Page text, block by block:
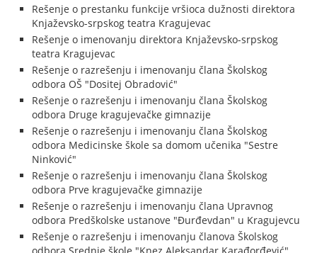
Rešenje o prestanku funkcije vršioca dužnosti direktora
Knjaževsko-srpskog teatra Kragujevac
Rešenje o imenovanju direktora Knjaževsko-srpskog
teatra Kragujevac
Rešenje o razrešenju i imenovanju člana Školskog
odbora OŠ "Dositej Obradović"
Rešenje o razrešenju i imenovanju člana Školskog
odbora Druge kragujevačke gimnazije
Rešenje o razrešenju i imenovanju člana Školskog
odbora Medicinske škole sa domom učenika "Sestre
Ninković"
Rešenje o razrešenju i imenovanju člana Školskog
odbora Prve kragujevačke gimnazije
Rešenje o razrešenju i imenovanju člana Upravnog
odbora Predškolske ustanove "Đurđevdan" u Kragujevcu
Rešenje o razrešenju i imenovanju članova Školskog